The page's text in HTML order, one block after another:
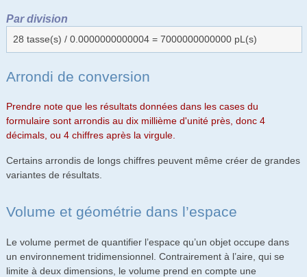
Par division
28 tasse(s) / 0.0000000000004 = 7000000000000 pL(s)
Arrondi de conversion
Prendre note que les résultats données dans les cases du
formulaire sont arrondis au dix millième d'unité près, donc 4
décimals, ou 4 chiffres après la virgule.
Certains arrondis de longs chiffres peuvent même créer de grandes
variantes de résultats.
Volume et géométrie dans l’espace
Le volume permet de quantifier l’espace qu’un objet occupe dans
un environnement tridimensionnel. Contrairement à l’aire, qui se
limite à deux dimensions, le volume prend en compte une